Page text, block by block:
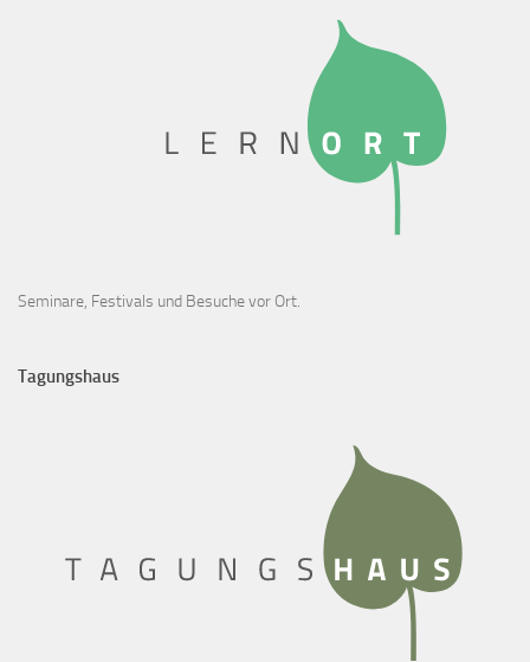
Seminare, Festivals und Besuche vor Ort.
Tagungshaus